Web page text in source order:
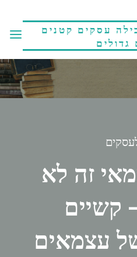
עסקים קטנים
גדולים
זה לא
קשיים
עצמאים